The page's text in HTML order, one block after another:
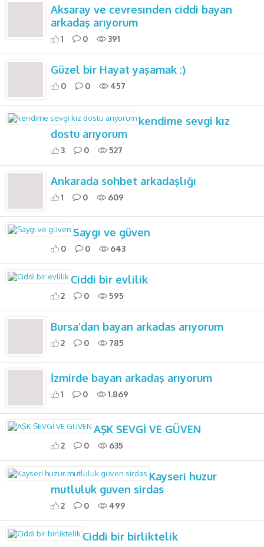
Aksaray ve cevresınden ciddi bayan
arkadaş arıyorum
1 0 391
Güzel bir Hayat yaşamak :)
0 0 457
kendime sevgi kız
dostu arıyorum
3 0 527
Ankarada sohbet arkadaşlığı
1 0 609
Saygı ve güven
0 0 643
Ciddi bir evlilik
2 0 595
Bursa’dan bayan arkadas arıyorum
2 0 785
İzmirde bayan arkadaş arıyorum
1 0 1.869
AŞK SEVGİ VE GÜVEN
2 0 635
Kayseri huzur
mutluluk guven sirdas
2 0 499
Ciddi bir birliktelik